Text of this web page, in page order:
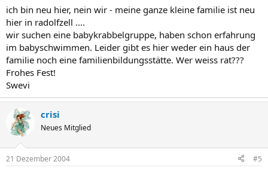
ich bin neu hier, nein wir - meine ganze kleine familie ist neu
hier in radolfzell ....
wir suchen eine babykrabbelgruppe, haben schon erfahrung
im babyschwimmen. Leider gibt es hier weder ein haus der
familie noch eine familienbildungsstätte. Wer weiss rat???
Frohes Fest!
Swevi
crisi
Neues Mitglied
21 Dezember 2004 #5